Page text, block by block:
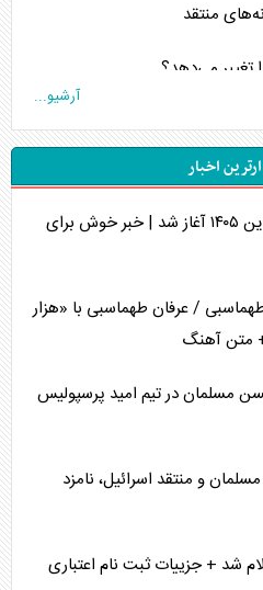
منتقد
می‌دهد؟
آمریکایی
جهانی
واشنگتن
سیاستگذاری
آسیا
آرشیو...
اخبار
واریز مابه‌التفاوت حقوق فروردین ۱۴۰۵ آغاز شد | خبر خوش برای
/ عرفان طهماسبی با «هزار
متن آهنگ
مسلمان در تیم امید پرسپولیس
و منتقد اسرائیل، نامزد
شد + جزییات ثبت نام اعتباری